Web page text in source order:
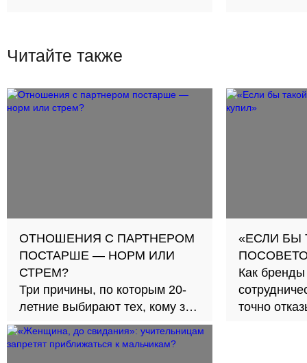
Читайте также
ОТНОШЕНИЯ С ПАРТНЕРОМ
ПОСТАРШЕ — НОРМ ИЛИ
СТРЕМ?
Три причины, по которым 20-
летние выбирают тех, кому за
30
«ЕСЛИ БЫ
Как
точно